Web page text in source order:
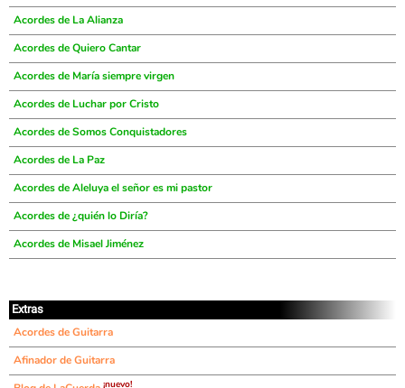
Acordes de La Alianza
Acordes de Quiero Cantar
Acordes de María siempre virgen
Acordes de Luchar por Cristo
Acordes de Somos Conquistadores
Acordes de La Paz
Acordes de Aleluya el señor es mi pastor
Acordes de ¿quién lo Diría?
Acordes de Misael Jiménez
Extras
Acordes de Guitarra
Afinador de Guitarra
¡nuevo!